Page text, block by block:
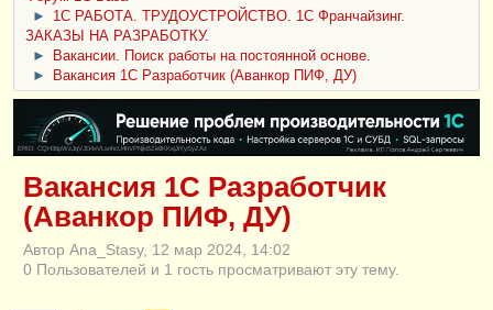
►
1С РАБОТА. ТРУДОУСТРОЙСТВО. 1С Франчайзинг.
ЗАКАЗЫ НА РАЗРАБОТКУ.
►
Вакансии. Поиск работы на постоянной основе.
►
Вакансия 1С Разработчик (Аванкор ПИФ, ДУ)
ERID: CQH36pWzJqVJD4xVLsnhcU4hVPNjkBZe8KKxjJiYySyZAz
Вакансия 1С Разработчик
(Аванкор ПИФ, ДУ)
Автор Ana_Stasy, 12 мар 2024, 14:02
0 Пользователей и 1 гость просматривают эту тему.